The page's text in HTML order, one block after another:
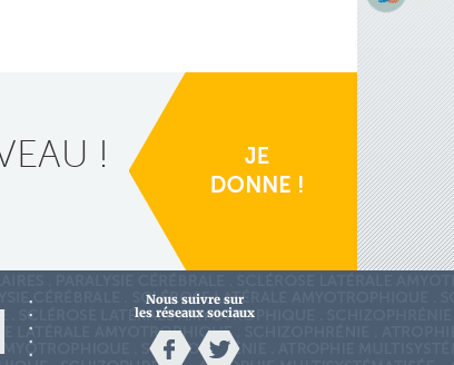
!
Nous suivre sur
les réseaux sociaux